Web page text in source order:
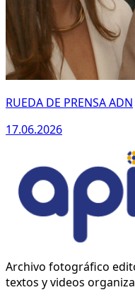
RUEDA DE PRENSA ADN
17.06.2026
Archivo fotográfico
textos y videos